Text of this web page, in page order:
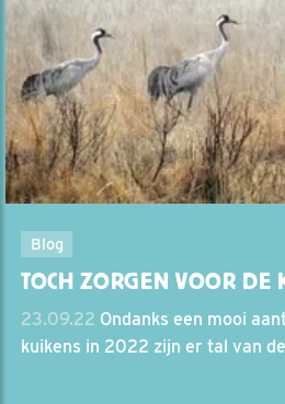
Blog
TOCH ZORGEN VOOR DE
23.09.22 Ondanks een mooi
kuikens in 2022 zijn er tal van